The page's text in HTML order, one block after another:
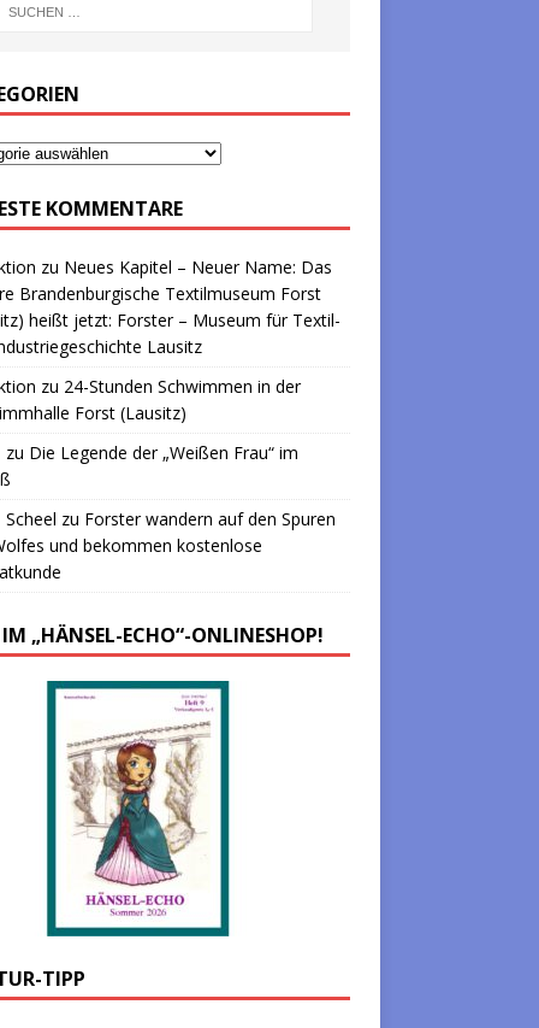
KOMMENTARE
zu Neues Kapitel – Neuer Name: Das
Brandenburgische Textilmuseum Forst
heißt jetzt: Forster – Museum für Textil-
Lausitz
zu 24-Stunden Schwimmen in der
Forst (Lausitz)
zu Die Legende der „Weißen Frau“ im
Scheel zu Forster wandern auf den Spuren
und bekommen kostenlose
„HÄNSEL-ECHO“-ONLINESHOP!
TIPP